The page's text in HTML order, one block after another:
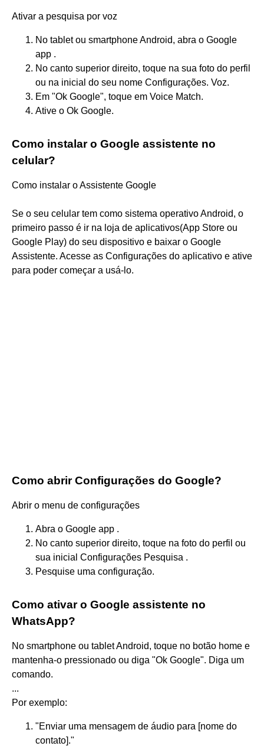
Ativar a pesquisa por voz
No tablet ou smartphone Android, abra o Google
app .
No canto superior direito, toque na sua foto do perfil
ou na inicial do seu nome Configurações. Voz.
Em "Ok Google", toque em Voice Match.
Ative o Ok Google.
Como instalar o Google assistente no
celular?
Como instalar o Assistente Google
Se o seu celular tem como sistema operativo Android, o
primeiro passo é ir na loja de aplicativos(App Store ou
Google Play) do seu dispositivo e baixar o Google
Assistente. Acesse as Configurações do aplicativo e ative
para poder começar a usá-lo.
Como abrir Configurações do Google?
Abrir o menu de configurações
Abra o Google app .
No canto superior direito, toque na foto do perfil ou
sua inicial Configurações Pesquisa .
Pesquise uma configuração.
Como ativar o Google assistente no
WhatsApp?
No smartphone ou tablet Android, toque no botão home e
mantenha-o pressionado ou diga "Ok Google". Diga um
comando.
...
Por exemplo:
"Enviar uma mensagem de áudio para [nome do
contato]."